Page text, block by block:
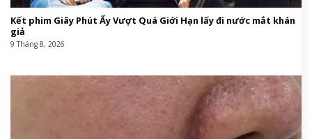
Kết phim Giây Phút Ấy Vượt Quá Giới Hạn lấy đi nước mắt khán
giả
9 Tháng 8, 2026